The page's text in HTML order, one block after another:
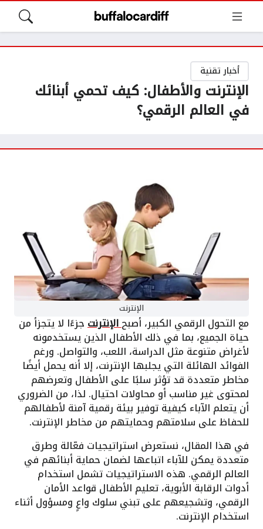
أخبار تقنية
الإنترنت والأطفال: كيف تحمي أبنائك
في العالم الرقمي؟
الإنترنت
مع التحول الرقمي الكبير، أصبحالإنترنتجزءًا لا يتجزأ من
حياة الجميع، بما في ذلك الأطفال الذين يستخدمونه
لأغراض متنوعة مثل الدراسة، اللعب، والتواصل. ورغم
الفوائد الهائلة التي يجلبها الإنترنت، إلا أنه يحمل أيضًا
مخاطر متعددة قد تؤثر سلبًا على الأطفال وتعرضهم
لمحتوى غير مناسب أو محاولات احتيال. لذا، من الضروري
أن يتعلم الآباء كيفية توفير بيئة رقمية آمنة لأطفالهم
للحفاظ على سلامتهم وحمايتهم من مخاطر الإنترنت.
في هذا المقال، نستعرض استراتيجيات فعّالة وطرق
متعددة يمكن للآباء اتباعها لضمان حماية أبنائهم في
العالم الرقمي. هذه الاستراتيجيات تشمل استخدام
أدوات الرقابة الأبوية، تعليم الأطفال قواعد الأمان
الرقمي، وتشجيعهم على تبني سلوك واعٍ ومسؤول أثناء
استخدام الإنترنت.